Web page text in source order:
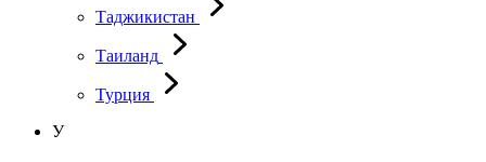
Таджикистан
Таиланд
Турция
У